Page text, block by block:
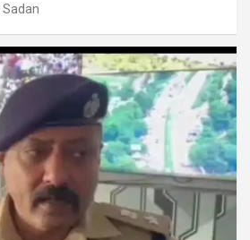
Sadan